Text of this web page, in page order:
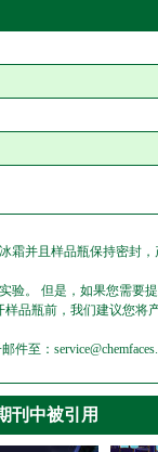
霜并且样品瓶保持密封
验。 但是，如果您需
品瓶前，我们建议您将
至：
刊中被引用